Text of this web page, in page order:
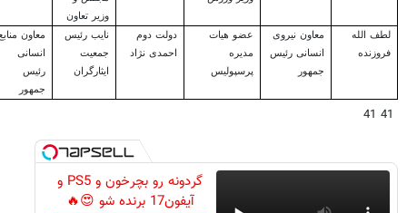
وزیر تعاون
لطف الله
فروزنده
معاون نیروی
انسانی رئیس
جمهور
عضو هیات
مدیره
پرسپولیس
دولت دوم
احمدی نژاد
نایب رئیس
جمعیت
ایثارگران
معاون
انسانی
رئیس
جمهور
41 41
گردونه رو بچرخون و PS5 و
آیفون17 برنده شو 😍🔥